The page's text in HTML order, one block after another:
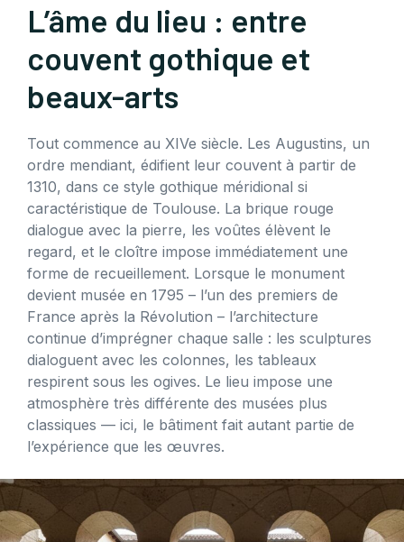
L’âme du lieu : entre
couvent gothique et
beaux-arts
Tout commence au XIVe siècle. Les Augustins, un
ordre mendiant, édifient leur couvent à partir de
1310, dans ce style gothique méridional si
caractéristique de Toulouse. La brique rouge
dialogue avec la pierre, les voûtes élèvent le
regard, et le cloître impose immédiatement une
forme de recueillement. Lorsque le monument
devient musée en 1795 – l’un des premiers de
France après la Révolution – l’architecture
continue d’imprégner chaque salle : les sculptures
dialoguent avec les colonnes, les tableaux
respirent sous les ogives. Le lieu impose une
atmosphère très différente des musées plus
classiques — ici, le bâtiment fait autant partie de
l’expérience que les œuvres.